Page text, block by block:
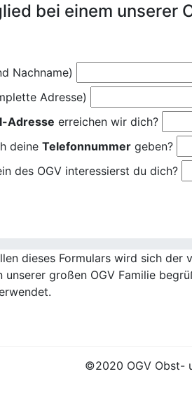
bei einem unserer
Nachname)
Adresse)
Adresse erreichen wir dich?
deine Telefonnummer geben?
des OGV interessierst du dich?
dieses Formulars wird sich der
großen OGV Familie
©2020 OGV Obst-